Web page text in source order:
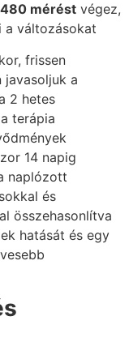
mérést végez,
a változásokat
frissen
a
2 hetes
terápia
14 napig
naplózott
és
összehasonlítva
hatását és egy